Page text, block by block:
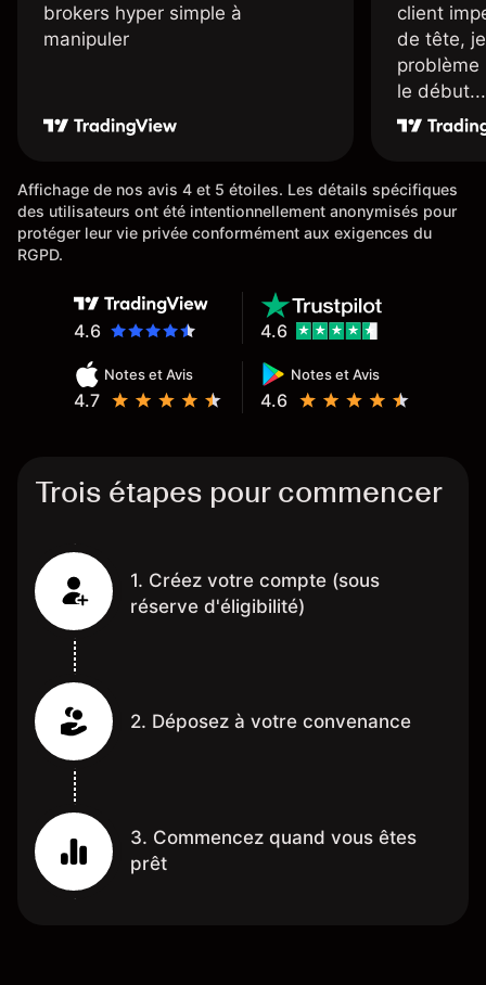
brokers hyper simple à
manipuler
client
de tête,
problème
le début...
Affichage de nos avis 4 et 5 étoiles. Les détails spécifiques
des utilisateurs ont été intentionnellement anonymisés pour
protéger leur vie privée conformément aux exigences du
RGPD.
4.6
Notes et Avis
4.7
Notes et Avis
4.6
4.6
Trois étapes pour commencer
1. Créez votre compte (sous
réserve d'éligibilité)
2. Déposez à votre convenance
3. Commencez quand vous êtes
prêt